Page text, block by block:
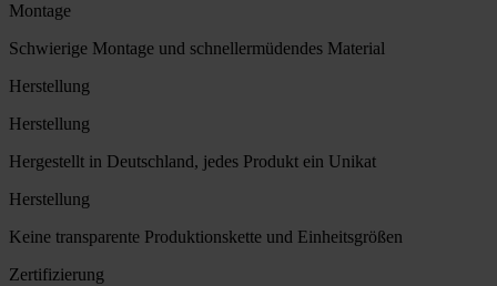
Montage
Schwierige Montage und schnellermüdendes Material
Herstellung
Herstellung
Hergestellt in Deutschland, jedes Produkt ein Unikat
Herstellung
Keine transparente Produktionskette und Einheitsgrößen
Zertifizierung